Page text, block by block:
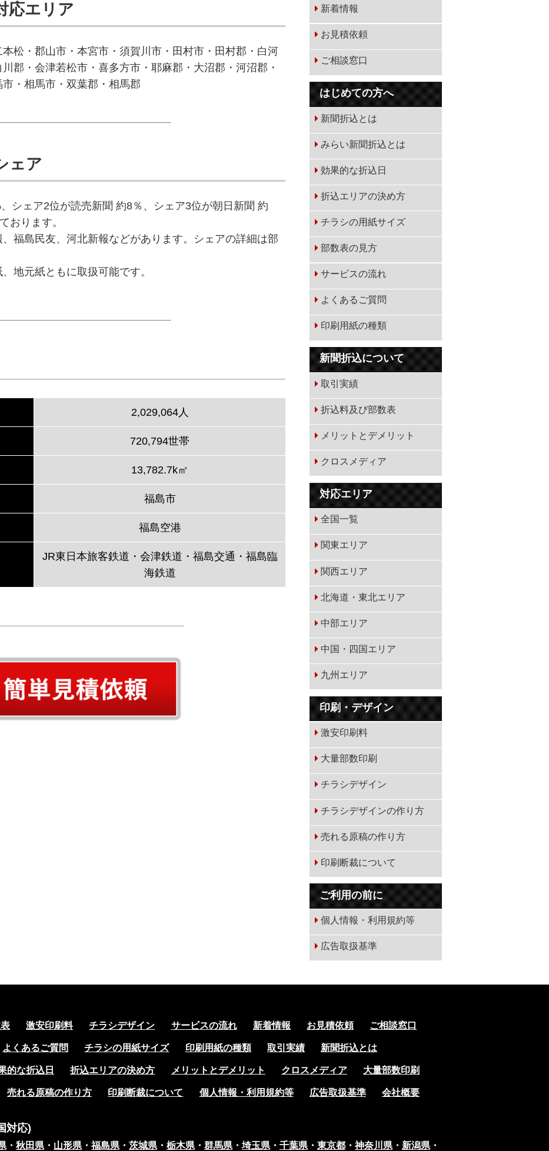
応エリア
松・郡山市・本宮市・須賀川市・田村市・田村郡・白河
郡・会津若松市・喜多方市・耶麻郡・大沼郡・河沼郡・
・相馬市・双葉郡・相馬郡
ェア
シェア2位が読売新聞 約8％、シェア3位が朝日新聞 約
おります。
福島民友、河北新報などがあります。シェアの詳細は部
地元紙ともに取扱可能です。
2,029,064人
720,794世帯
13,782.7k㎡
福島市
福島空港
JR東日本旅客鉄道・会津鉄道・福島交通・福島臨
海鉄道
新着情報
お見積依頼
ご相談窓口
はじめての方へ
新聞折込とは
みらい新聞折込とは
効果的な折込日
折込エリアの決め方
チラシの用紙サイズ
部数表の見方
サービスの流れ
よくあるご質問
印刷用紙の種類
新聞折込について
取引実績
折込料及び部数表
メリットとデメリット
クロスメディア
対応エリア
全国一覧
関東エリア
関西エリア
北海道・東北エリア
中部エリア
中国・四国エリア
九州エリア
印刷・デザイン
激安印刷料
大量部数印刷
チラシデザイン
チラシデザインの作り方
売れる原稿の作り方
印刷断裁について
ご利用の前に
個人情報・利用規約等
広告取扱基準
激安印刷料 チラシデザイン サービスの流れ 新着情報 お見積依頼 ご相談窓口
よくあるご質問 チラシの用紙サイズ 印刷用紙の種類 取引実績 新聞折込とは
的な折込日 折込エリアの決め方 メリットとデメリット クロスメディア 大量部数印刷
売れる原稿の作り方 印刷断裁について 個人情報・利用規約等 広告取扱基準 会社概要
対応)
・ 秋田県 ・ 山形県 ・福島県 ・ 茨城県 ・ 栃木県 ・ 群馬県 ・ 埼玉県 ・ 千葉県 ・ 東京都 ・神奈川県 ・ 新潟県 ・